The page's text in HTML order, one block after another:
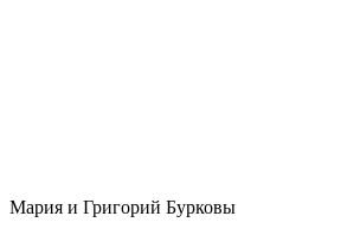
Мария и Григорий Бурковы